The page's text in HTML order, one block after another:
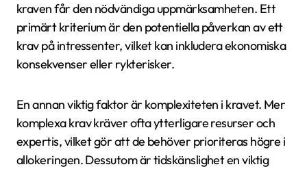
kraven får den nödvändiga uppmärksamheten. Ett
primärt kriterium är den potentiella påverkan av ett
krav på intressenter, vilket kan inkludera ekonomiska
konsekvenser eller rykterisker.
En annan viktig faktor är komplexiteten i kravet. Mer
komplexa krav kräver ofta ytterligare resurser och
expertis, vilket gör att de behöver prioriteras högre i
allokeringen. Dessutom är tidskänslighet en viktig